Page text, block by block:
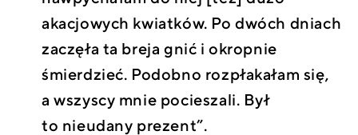
akacjowych kwiatków. Po dwóch dniach
zaczęła ta breja gnić i okropnie
śmierdzieć. Podobno rozpłakałam się,
a wszyscy mnie pocieszali. Był
to nieudany prezent”.